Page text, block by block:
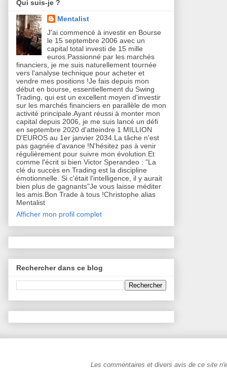
Qui suis-je ?
Mentalist
J'ai commencé à investir en Bourse
le 15 septembre 2006 avec un
capital total investi de 15 mille
euros.Passionné par les marchés
financiers, je me suis naturellement tournée
vers l'analyse technique pour acheter et
vendre mes positions !Je fais depuis mon
début en bourse, essentiellement du Swing
Trading, qui est un excellent moyen d'investir
sur les marchés financiers en parallèle de mon
activité principale.Ayant réussi à monter mon
capital depuis 2006, je me suis lancé un défi
en septembre 2020 d'atteindre 1 MILLION
D'EUROS au 1er janvier 2034.La tâche n'est
pas gagnée d'avance !N'hésitez pas à venir
régulièrement pour suivre mon évolution.Et
comme l'écrit si bien Victor Sperandeo : "La
clé du succès en Trading est la discipline
émotionnelle. Si c'était l'intelligence, il y aurait
bien plus de gagnants"Je vous laisse méditer
les amis.Bon Trade à tous !Christophe alias
Mentalist
Afficher mon profil complet
Rechercher dans ce blog
Les commentaires et divers avis de ce site